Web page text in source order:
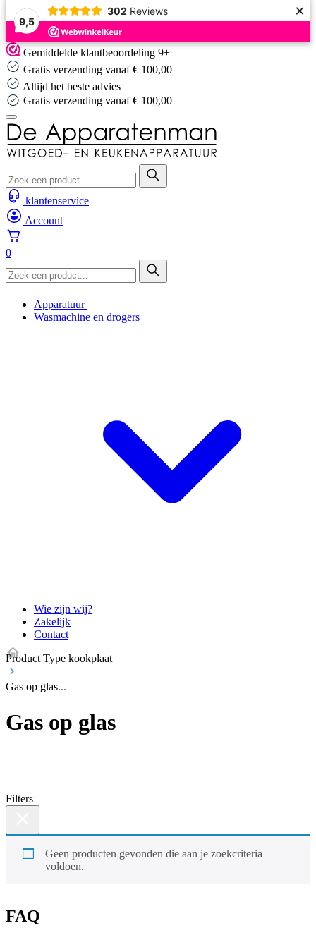
9,5
302 Reviews ×
Skip
to
content
Gemiddelde klantbeoordeling 9+
Gratis verzending vanaf € 100,00
Altijd het beste advies
Gratis verzending vanaf € 100,00
klantenservice
Account
0
Apparatuur
Wasmachine en drogers
Wie zijn wij?
Zakelijk
Contact
Product Type kookplaat
Gas op glas
Gas op glas
Filters
Geen producten gevonden die aan je zoekcriteria
voldoen.
FAQ